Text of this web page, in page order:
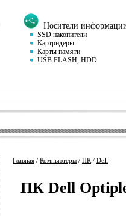
Носители
SSD накопители
Картридеры
Карты памяти
USB FLASH, HDD
Главная / Компьютеры / ПК / Dell
ПК Dell